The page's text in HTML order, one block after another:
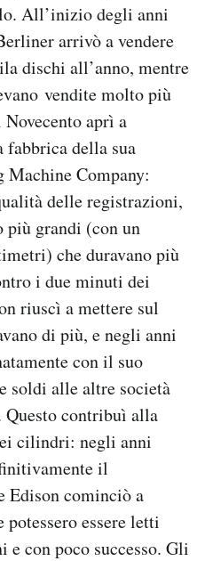
All’inizio degli anni
arrivò a vendere
dischi all’anno, mentre
vendite molto più
aprì a
fabbrica della sua
Company:
delle registrazioni,
più grandi (con un
che duravano più
i due minuti dei
riuscì a mettere sul
di più, e negli anni
con il suo
soldi alle altre società
Questo contribuì alla
cilindri: negli anni
il
Edison cominciò a
essere letti
con poco successo. Gli